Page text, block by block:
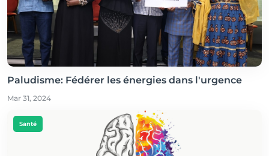
Paludisme: Fédérer les énergies dans l'urgence
Mar 31, 2024
Santé